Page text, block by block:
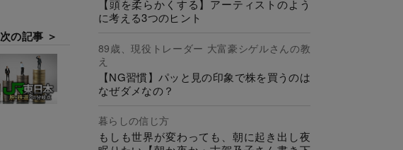
次の記事 ＞
【頭を柔らかくする】アーティストのよう
に考える3つのヒント
89歳、現役トレーダー 大富豪シゲルさんの教
え
【NG習慣】パッと見の印象で株を買うのは
なぜダメなの？
暮らしの信じ方
もしも世界が変わっても、朝に起き出し夜